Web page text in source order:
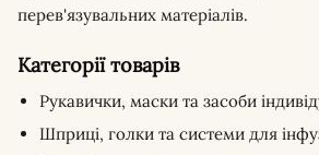
перев'язувальних матеріалів.
Категорії товарів
Рукавички, маски та засоби
Шприці, голки та системи для